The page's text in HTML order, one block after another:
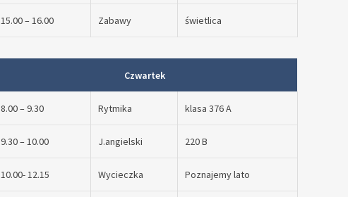
15.00 – 16.00 Zabawy świetlica
Czwartek
8.00 – 9.30 Rytmika klasa 376 A
9.30 – 10.00 J.angielski 220 B
10.00- 12.15 Wycieczka Poznajemy lato